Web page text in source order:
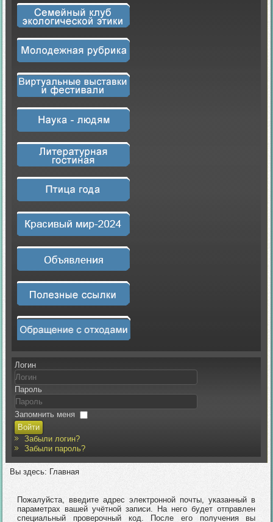
Логин
Пароль
Запомнить меня
Войти
Забыли логин?
Забыли пароль?
Вы здесь: Главная
Пожалуйста, введите адрес электронной почты, указанный в
параметрах вашей учётной записи. На него будет отправлен
специальный проверочный код. После его получения вы